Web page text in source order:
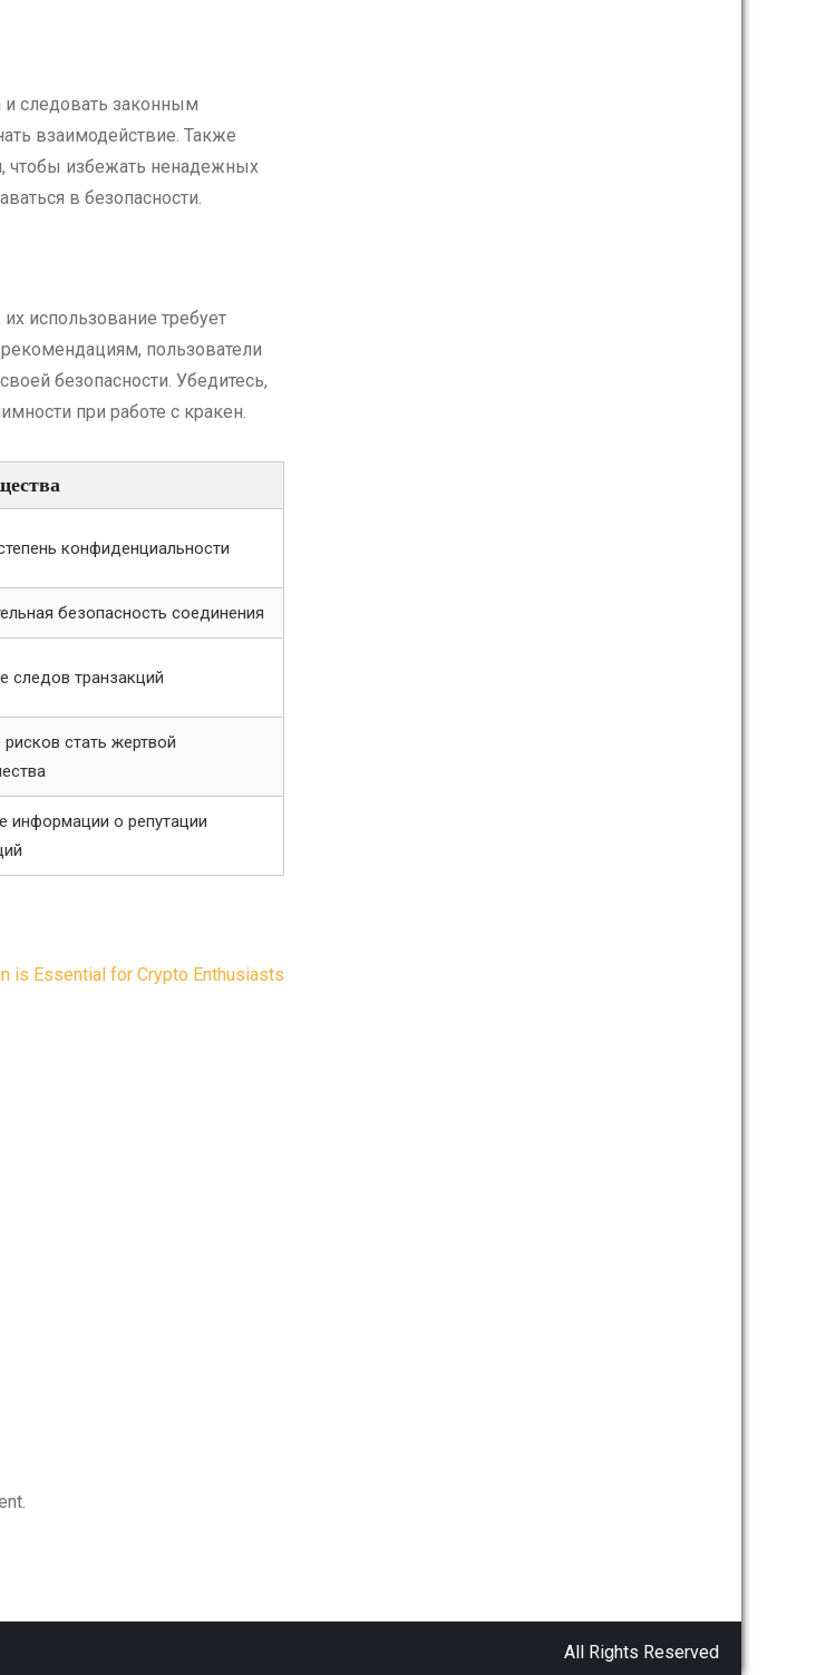
следовать законным
взаимодействие. Также
чтобы избежать ненадежных
в безопасности.
использование требует
пользователи
безопасности. Убедитесь,
при работе с кракен.
конфиденциальности
безопасность соединения
следов транзакций
стать жертвой
информации о репутации
is Essential for Crypto Enthusiasts
All Rights Reserved